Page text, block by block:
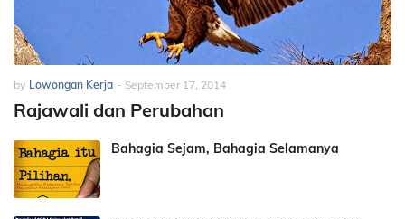
by Lowongan Kerja - September 17, 2014
Rajawali dan Perubahan
Bahagia Sejam, Bahagia Selamanya